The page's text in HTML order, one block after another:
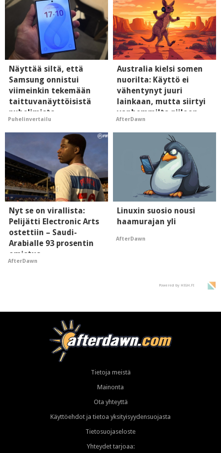
Näyttää siltä, että
Samsung onnistui
viimeinkin tekemään
taittuvanäyttöisistä
puhelimista
supersuosittuja
Puhelinvertailu
Australia kielsi somen
nuorilta: Käyttö ei
vähentynyt juuri
lainkaan, mutta siirtyi
vanhemmilta piiloon
AfterDawn
Nyt se on virallista:
Pelijätti Electronic Arts
ostettiin – Saudi-
Arabialle 93 prosentin
omistus
AfterDawn
Linuxin suosio nousi
haamurajan yli
AfterDawn
Powered by HIGH.FI
Tietoja meistä
Mainonta
Ota yhteyttä
Käyttöehdot ja tietoa yksityisyydensuojasta
Tietosuojaseloste
Yhteydet tarjoaa: